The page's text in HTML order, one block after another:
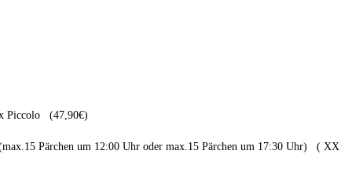
Piccolo (47,90€)
Pärchen um 12:00 Uhr oder max.15 Pärchen um 17:30 Uhr) ( XX